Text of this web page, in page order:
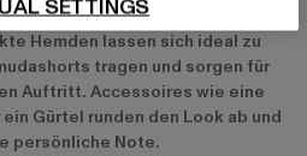
sich perfekt für den Business-
Hemden lassen sich ideal zu
tragen und sorgen für
Auftritt. Accessoires wie eine
Gürtel runden den Look ab und
persönliche Note.
SETTINGS